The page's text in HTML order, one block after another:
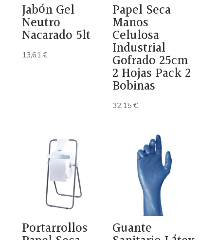
Jabón Gel
Neutro
Nacarado 5lt
13,61€
Papel Seca
Manos
Celulosa
Industrial
Gofrado 25cm
2 Hojas Pack 2
Bobinas
32,15€
Portarrollos Guante